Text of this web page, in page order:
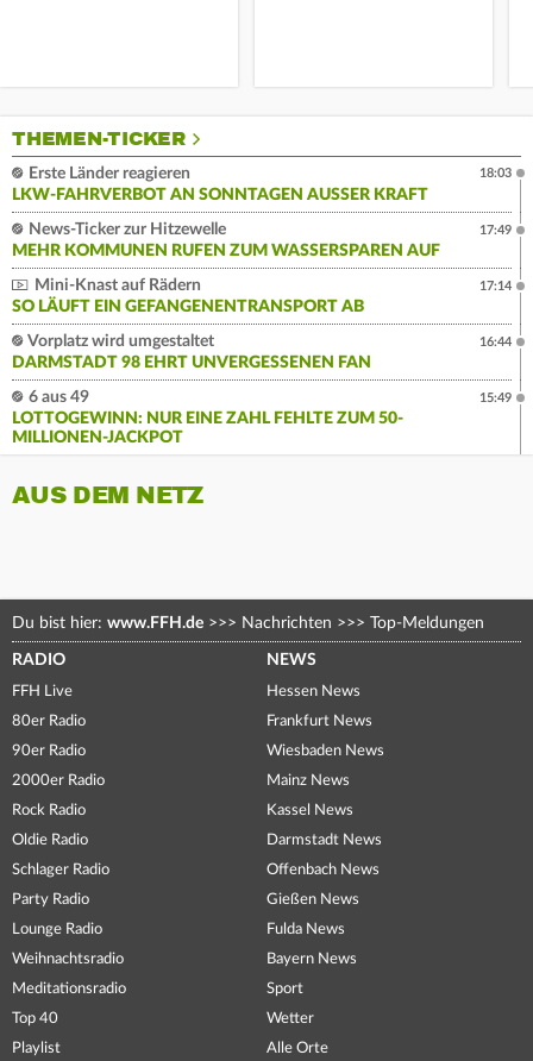
THEMEN-TICKER
Erste Länder reagieren
LKW-FAHRVERBOT AN SONNTAGEN AUSSER KRAFT
18:03
News-Ticker zur Hitzewelle
MEHR KOMMUNEN RUFEN ZUM WASSERSPAREN AUF
17:49
Mini-Knast auf Rädern
SO LÄUFT EIN GEFANGENENTRANSPORT AB
17:14
Vorplatz wird umgestaltet
DARMSTADT 98 EHRT UNVERGESSENEN FAN
16:44
6 aus 49
LOTTOGEWINN: NUR EINE ZAHL FEHLTE ZUM 50-
MILLIONEN-JACKPOT
15:49
AUS DEM NETZ
Du bist hier: www.FFH.de >>> Nachrichten >>> Top-Meldungen
RADIO
FFH Live
80er Radio
90er Radio
2000er Radio
Rock Radio
Oldie Radio
Schlager Radio
Party Radio
Lounge Radio
Weihnachtsradio
Meditationsradio
Top 40
Playlist
NEWS
Hessen News
Frankfurt News
Wiesbaden News
Mainz News
Kassel News
Darmstadt News
Offenbach News
Gießen News
Fulda News
Bayern News
Sport
Wetter
Alle Orte